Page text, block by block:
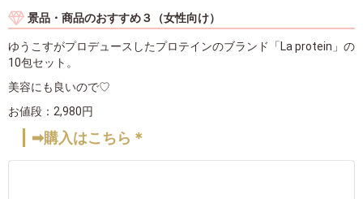
景品・商品のおすすめ３（女性向け）
ゆうこすがプロデュースしたプロテインのブランド「La protein」の
10包セット。
美容にも良いので♡
お値段：2,980円
➡購入はこちら＊